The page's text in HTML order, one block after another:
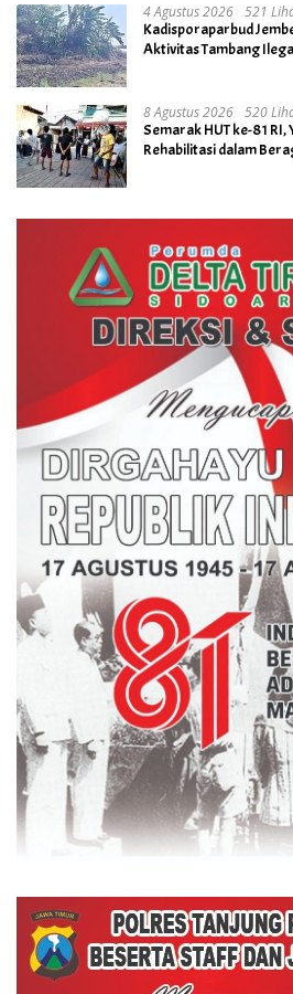
4 Agustus 2026 521
Kadisporaparbud
Aktivitas Tambang
8 Agustus 2026 520
Semarak HUT ke-81 RI,
Rehabilitasi dalam